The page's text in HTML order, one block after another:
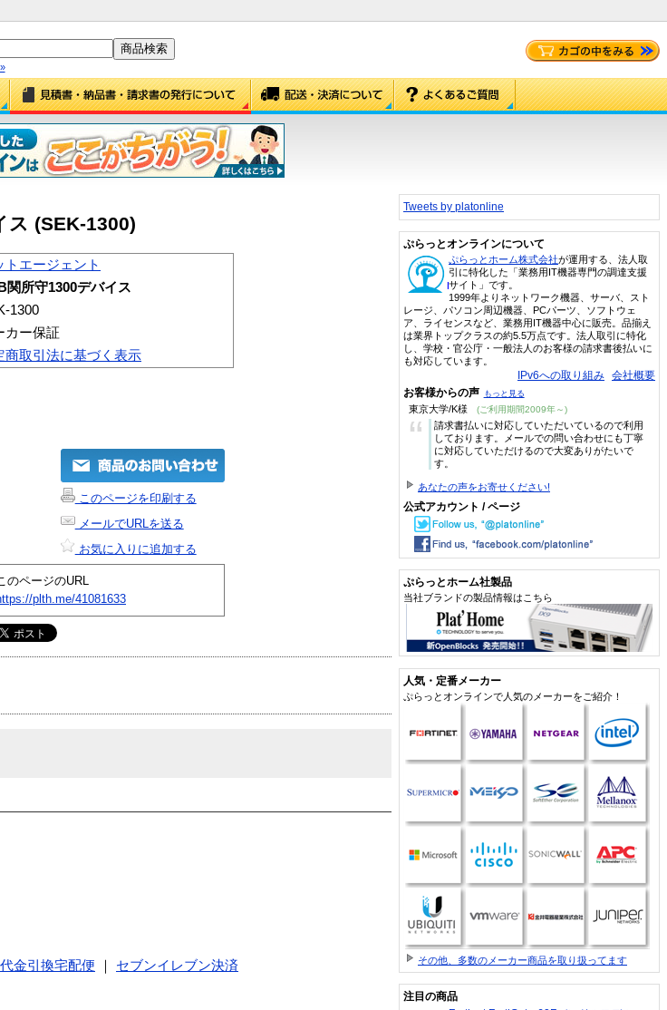
ス (SEK-1300)
トエージェント
関所守1300デバイス
1300
カー保証
商取引法に基づく表示
このページを印刷する
メールでURLを送る
お気に入りに追加する
のページのURL
plth.me/41081633
代金引換宅配便
セブンイレブン決済
Tweets by platonline
ぷらっとオンラインについて
ぷらっとホーム株式会社が運用する、法人取
引に特化した「業務用IT機器専門の調達支援
サイト」です。
1999年よりネットワーク機器、サーバ、スト
レージ、パソコン周辺機器、PCパーツ、ソフトウェ
ア、ライセンスなど、業務用IT機器中心に販売。品揃え
は業界トップクラスの約5.5万点です。法人取引に特化
し、学校・官公庁・一般法人のお客様の請求書後払いに
も対応しています。
IPv6への取り組み 会社概要
お客様からの声 もっと見る
東京大学/K様 (ご利用期間2009年～)
“
請求書払いに対応していただいているので利用
しております。メールでの問い合わせにも丁寧
に対応していただけるので大変ありがたいで
す。
あなたの声をお寄せください!
公式アカウント / ページ
ぷらっとホーム社製品
当社ブランドの製品情報はこちら
人気・定番メーカー
ぷらっとオンラインで人気のメーカーをご紹介！
その他、多数のメーカー商品を取り扱ってます
注目の商品